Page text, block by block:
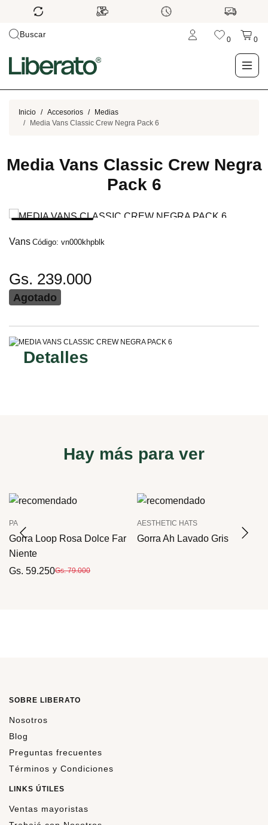
Buscar
0 0
LO NUEVO
BLOG
Inicio Accesorios
Medias
Media Vans Classic Crew Negra Pack 6
Media Vans Classic Crew Negra
Pack 6
Vans Código: vn000khpblk
Gs. 239.000
Agotado
Detalles
Hay más para ver
PA
Gorra Loop Rosa Dolce Far
Niente
Gs. 59.250Gs. 79.000
AESTHETIC HATS
Gorra Ah Lavado Gris
SOBRE LIBERATO
Nosotros
Blog
Preguntas frecuentes
Términos y Condiciones
LINKS ÚTILES
Ventas mayoristas